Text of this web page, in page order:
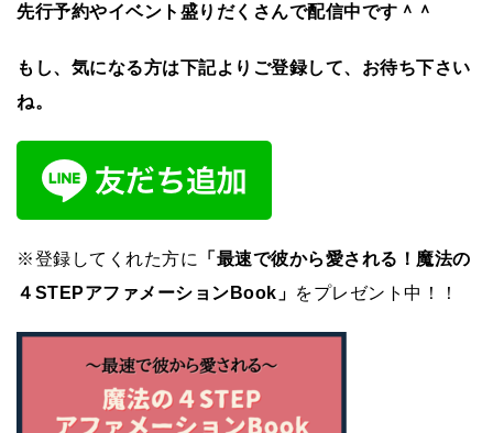
先行予約やイベント盛りだくさんで配信中です＾＾
もし、気になる方は下記よりご登録して、お待ち下さい
ね。
※登録してくれた方に
「最速で彼から愛される！魔法の
４STEPアファメーションBook」 をプレゼント中！！